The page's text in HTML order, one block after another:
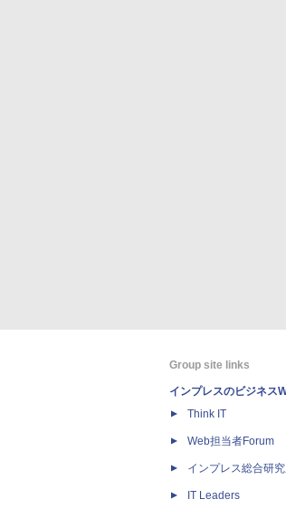
Group site links
インプレスのビジネス
Think IT
Web担当者Forum
インプレス総合研
IT Leaders